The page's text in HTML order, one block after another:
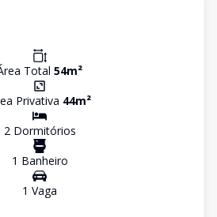
Total 54m²
Privativa 44m²
2Dormitórios
1 Banheiro
1 Vaga